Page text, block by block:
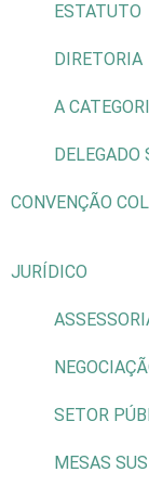
ESTATUTO
DIRETORIA
A
DELEGADO
CONVENÇÃO
JURÍDICO
SETOR
MESAS SUS